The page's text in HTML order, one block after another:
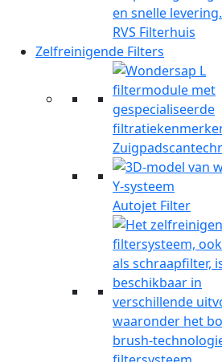
RVS Filterhuis
Zelfreinigende Filters
Autojet Filter